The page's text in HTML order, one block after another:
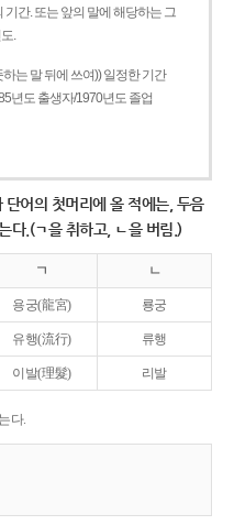
기간. 또는 앞의 말에 해당하는 그
.
하는 말 뒤에 쓰여)) 일정한 기간
년도 출생자/1970년도 졸업
단어의 첫머리에 올 적에는, 두음
다.(ㄱ을 취하고, ㄴ을 버림.)
ㄱ ㄴ
용궁(龍宮) 룡궁
유행(流行) 류행
이발(理髮) 리발
다.